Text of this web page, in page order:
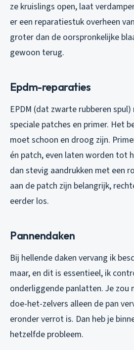
ze kruislings open, laat
er een reparatiestuk overheen
groter dan de oorspronkelijke
gewoon terug.
Epdm-reparaties
EPDM (dat zwarte rubberen
speciale patches en primer. Het
moet schoon en droog zijn.
én patch, even laten worden tot
dan stevig aandrukken met een
aan de patch zijn belangrijk,
eerder los.
Pannendaken
Bij hellende daken vervang ik
maar, en dit is essentieel, ik
onderliggende panlatten. Je zou
doe-het-zelvers alleen de pan
eronder verrot is. Dan heb je
hetzelfde probleem.